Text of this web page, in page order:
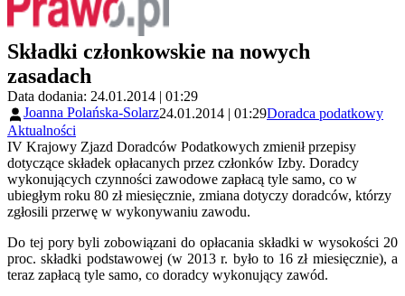
Składki członkowskie na nowych
zasadach
Data dodania: 24.01.2014 | 01:29
Joanna Polańska-Solarz24.01.2014 | 01:29Doradca podatkowy
Aktualności
IV Krajowy Zjazd Doradców Podatkowych zmienił przepisy
dotyczące składek opłacanych przez członków Izby. Doradcy
wykonujących czynności zawodowe zapłacą tyle samo, co w
ubiegłym roku 80 zł miesięcznie, zmiana dotyczy doradców, którzy
zgłosili przerwę w wykonywaniu zawodu.
Do tej pory byli zobowiązani do opłacania składki w wysokości 20
proc. składki podstawowej (w 2013 r. było to 16 zł miesięcznie), a
teraz zapłacą tyle samo, co doradcy wykonujący zawód.